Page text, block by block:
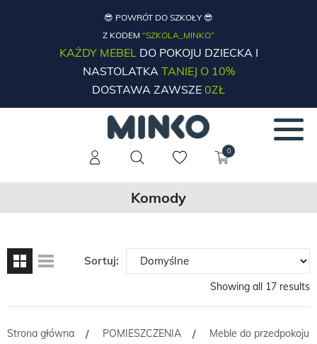
😎 POWRÓT DO SZKOŁY 😎
Z KODEM “SZKOLA_MINKO”
KAŻDY MEBELDO POKOJU DZIECKA I
NASTOLATKATANIEJ O 10%
DOSTAWA ZAWSZE 0ZŁ
0
Komody
Sortuj:
Showing all 17 results
Strona główna / POMIESZCZENIA /
Meble do przedpokoju